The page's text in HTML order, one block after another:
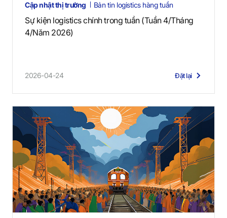
Cập nhật thị trường Bản tin logistics hàng tuần
Sự kiện logistics chính trong tuần (Tuần 4/Tháng
4/Năm 2026)
2026-04-24 Đặt lại